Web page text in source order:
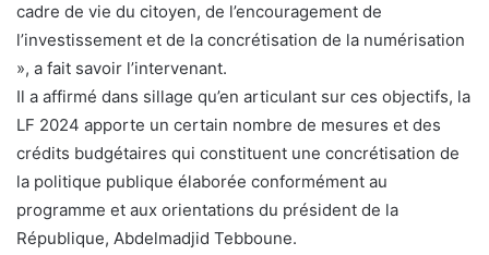
cadre de vie du citoyen, de l’encouragement de
l’investissement et de la concrétisation de la numérisation
», a fait savoir l’intervenant.
Il a affirmé dans sillage qu’en articulant sur ces objectifs, la
LF 2024 apporte un certain nombre de mesures et des
crédits budgétaires qui constituent une concrétisation de
la politique publique élaborée conformément au
programme et aux orientations du président de la
République, Abdelmadjid Tebboune.